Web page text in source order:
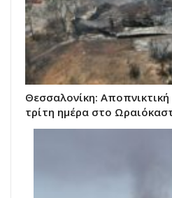
Θεσσαλονίκη:
τρίτη ημέρα στο